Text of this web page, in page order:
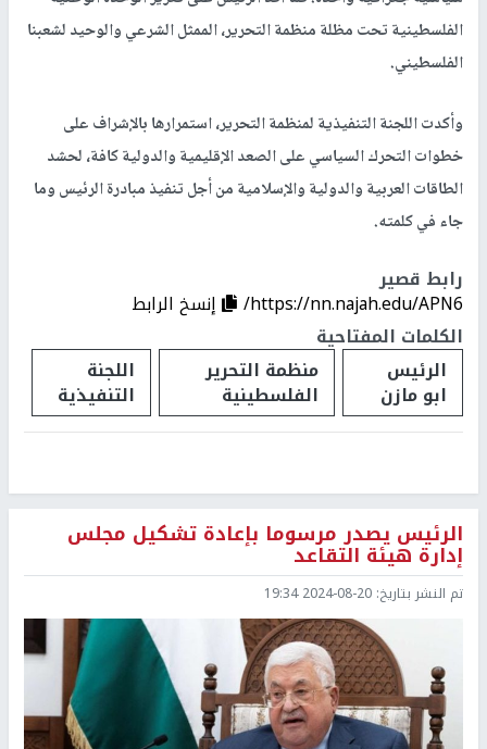
الفلسطينية تحت مظلة منظمة التحرير، الممثل الشرعي والوحيد لشعبنا
الفلسطيني.
وأكدت اللجنة التنفيذية لمنظمة التحرير، استمرارها بالإشراف على
خطوات التحرك السياسي على الصعد الإقليمية والدولية كافة، لحشد
الطاقات العربية والدولية والإسلامية من أجل تنفيذ مبادرة الرئيس وما
جاء في كلمته.
رابط قصير
https://nn.najah.edu/APN6/
إنسخ الرابط
الكلمات المفتاحية
الرئيس
ابو مازن
منظمة التحرير
الفلسطينية
اللجنة
التنفيذية
الرئيس يصدر مرسوما بإعادة تشكيل مجلس
إدارة هيئة التقاعد
تم النشر بتاريخ: 2024-08-20 19:34